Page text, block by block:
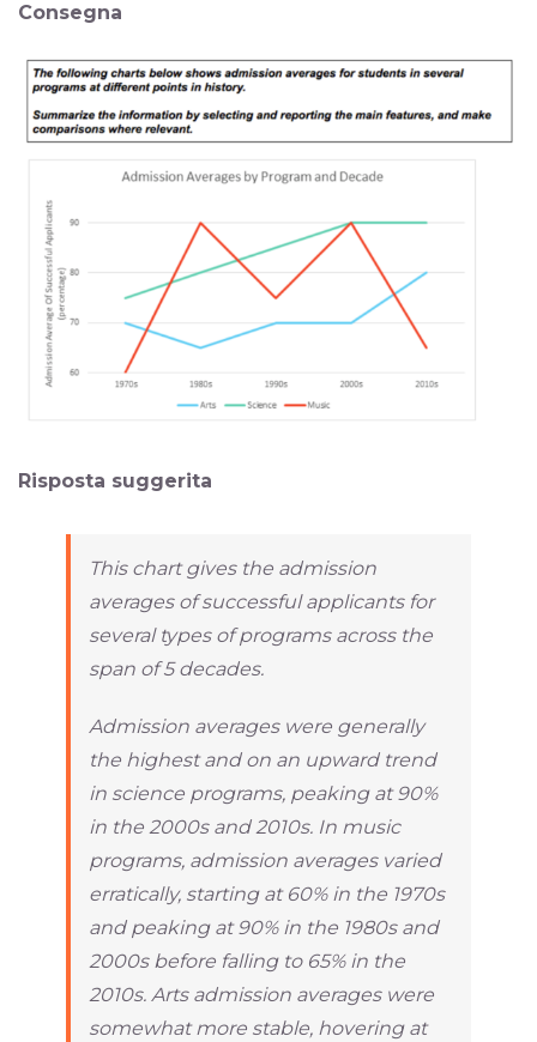
Consegna
Risposta suggerita
This chart gives the admission
averages of successful applicants for
several types of programs across the
span of 5 decades.
Admission averages were generally
the highest and on an upward trend
in science programs, peaking at 90%
in the 2000s and 2010s. In music
programs, admission averages varied
erratically, starting at 60% in the 1970s
and peaking at 90% in the 1980s and
2000s before falling to 65% in the
2010s. Arts admission averages were
somewhat more stable, hovering at